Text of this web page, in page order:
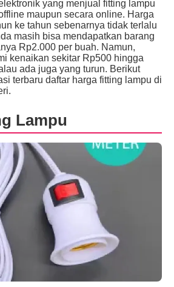
yang menjual fitting lampu
maupun secara online. Harga
ke tahun sebenarnya tidak terlalu
masih bisa mendapatkan barang
Rp2.000 per buah. Namun,
kenaikan sekitar Rp500 hingga
ada juga yang turun. Berikut
terbaru daftar harga fitting lampu di
Lampu